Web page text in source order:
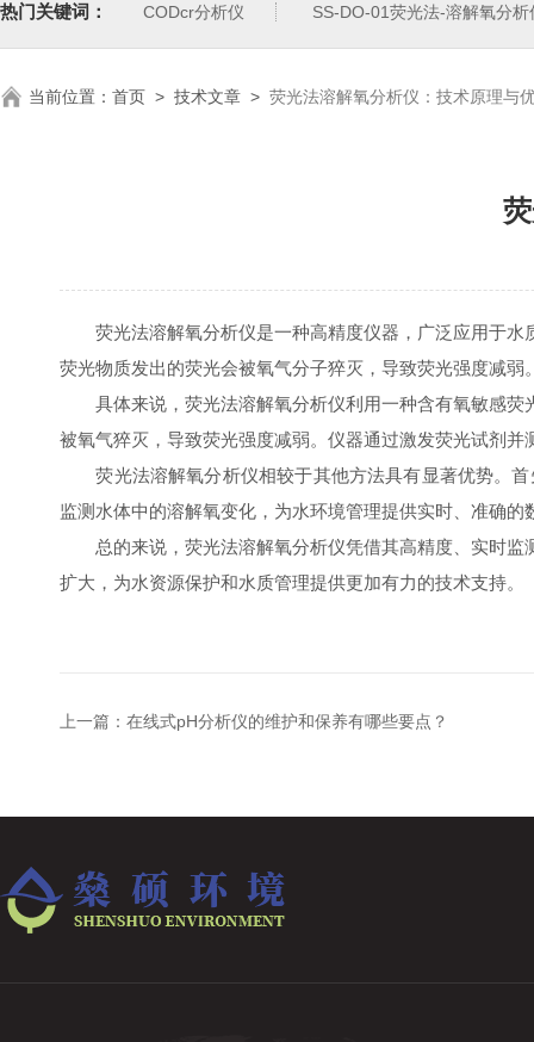
热门关键词： CODcr分析仪 SS-DO-01荧光法-溶解氧分析
当前位置： 首页 > 技术文章 > 荧光法溶解氧分析仪：技术原理与
荧光法溶解氧分析仪是一种高精度仪器，广泛应用于水
荧光物质发出的荧光会被氧气分子猝灭，导致荧光强度减
具体来说，荧光法溶解氧分析仪利用一种含有氧敏感荧
被氧气猝灭，导致荧光强度减弱。仪器通过激发荧光试剂
荧光法溶解氧分析仪相较于其他方法具有显著优势。首
监测水体中的溶解氧变化，为水环境管理提供实时、准确
总的来说，荧光法溶解氧分析仪凭借其高精度、实时监
扩大，为水资源保护和水质管理提供更加有力的技术支持。
上一篇： 在线式pH分析仪的维护和保养有哪些要点？